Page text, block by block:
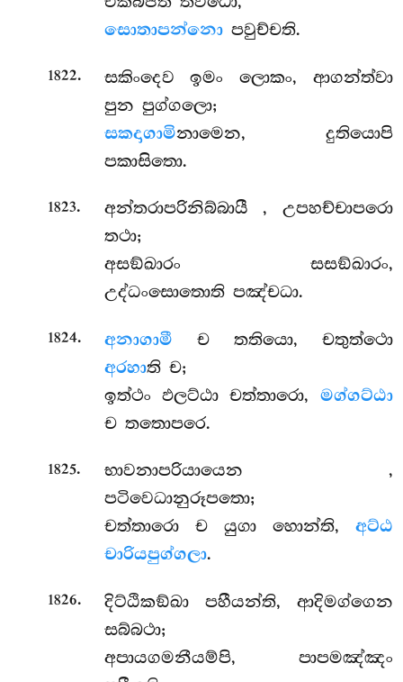
සොතාපන්නොපවුච්චති.
1822.
සකිංදෙව ඉමං ලොකං, ආගන්ත්වා
පුන පුග්ගලො;
සකදාගාමිනාමෙන, දුතියොපි
පකාසිතො.
1823. අන්තරාපරිනිබ්බායී, උපහච්චාපරො
තථා;
අසඞ්ඛාරං සසඞ්ඛාරං,
උද්ධංසොතොති පඤ්චධා.
1824. අනාගාමී ච තතියො, චතුත්ථො
අරහාති ච;
ඉත්ථං ඵලට්ඨා චත්තාරො, මග්ගට්ඨා
ච තතොපරෙ.
1825. භාවනාපරියායෙන ,
පටිවෙධානුරූපතො;
චත්තාරො ච යුගා හොන්ති, අට්ඨ
චාරියපුග්ගලා.
1826.
දිට්ඨිකඞ්ඛා පහීයන්ති, ආදිමග්ගෙන
සබ්බථා;
අපායගමනීයම්පි, පාපමඤ්ඤං